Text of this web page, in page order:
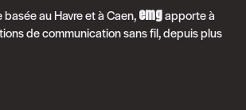
au Havre et à Caen,emgapporte à
de communication sans fil, depuis plus